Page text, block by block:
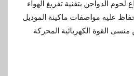
لحوم الدواجن بتقنية تفريغ الهواء
عليه مواصفات ماكينة الموديل
منسى القوة الكهربائية المحركة